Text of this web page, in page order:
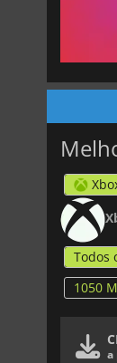
Todos
1050
a